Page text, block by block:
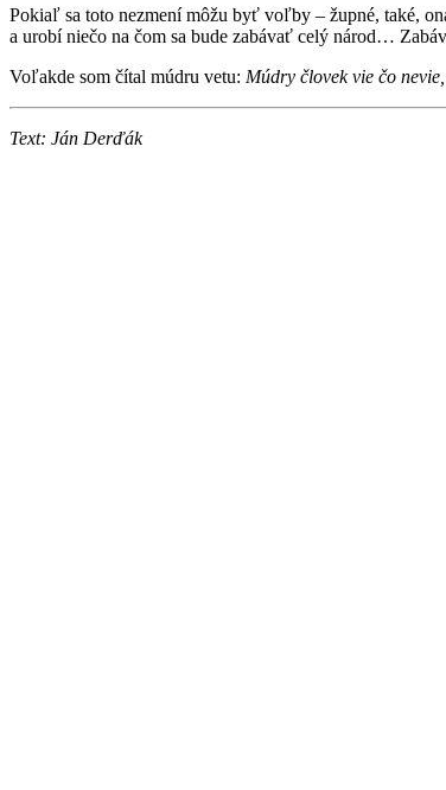
Pokiaľ sa toto nezmení môžu byť voľby – župné, také,
a urobí niečo na čom sa bude zabávať celý národ…
Voľakde som čítal múdru vetu: Múdry človek vie čo
Text: Ján Derďák